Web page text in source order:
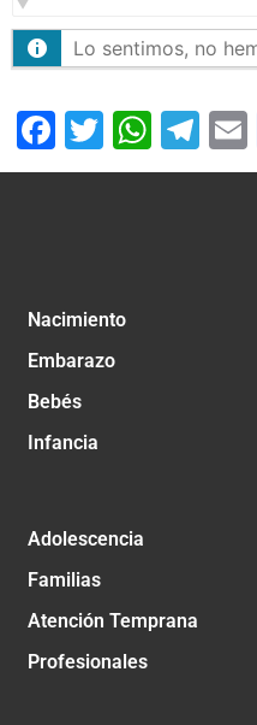
Lo sentimos, no
Facebook
Twitter
Nacimiento
Embarazo
Bebés
Infancia
Adolescencia
Familias
Atención Temprana
Profesionales